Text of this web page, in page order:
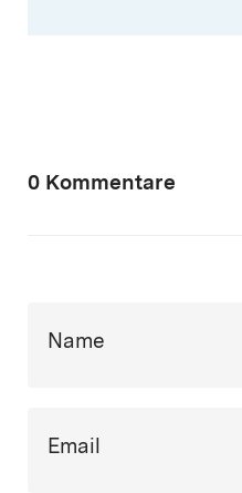
0 Kommentare
Name
Email